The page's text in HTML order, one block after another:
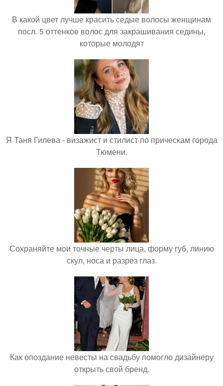
В какой цвет лучше красить седые волосы женщинам
посл. 5 оттенков волос для закрашивания седины,
которые молодят
Я Таня Гилева - визажист и стилист по прическам города
Тюмени.
Сохраняйте мои точные черты лица, форму губ, линию
скул, носа и разрез глаз.
Как опоздание невесты на свадьбу помогло дизайнеру
открыть свой бренд.